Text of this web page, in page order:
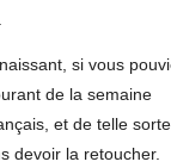
si vous
de la semaine
et de telle sorte
devoir la retoucher.